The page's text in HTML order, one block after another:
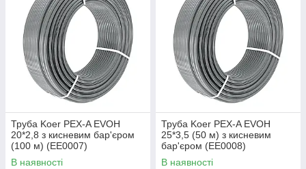
Труба Koer PEX-A EVOH
20*2,8 з кисневим бар'єром
(100 м) (EE0007)
В наявності
Труба Koer PEX-A EVOH
25*3,5 (50 м) з кисневим
бар'єром (EE0008)
В наявності